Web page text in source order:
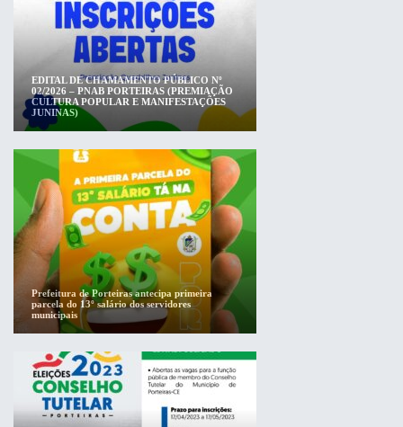
EDITAL DE CHAMAMENTO PÚBLICO Nº
02/2026 – PNAB PORTEIRAS (PREMIAÇÃO
CULTURA POPULAR E MANIFESTAÇÕES
JUNINAS)
Prefeitura de Porteiras antecipa primeira
parcela do 13º salário dos servidores
municipais